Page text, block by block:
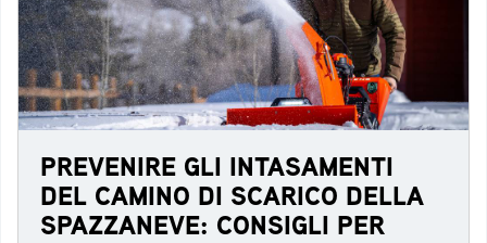
PREVENIRE GLI INTASAMENTI
DEL CAMINO DI SCARICO DELLA
SPAZZANEVE: CONSIGLI PER